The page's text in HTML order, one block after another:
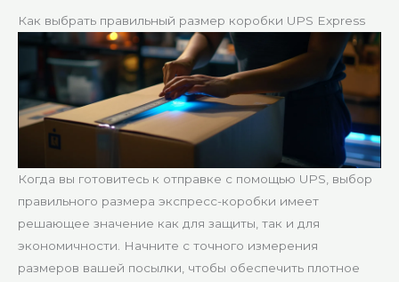
Как выбрать правильный размер коробки UPS Express
Когда вы готовитесь к отправке с помощью UPS, выбор
правильного размера экспресс-коробки имеет
решающее значение как для защиты, так и для
экономичности. Начните с точного измерения
размеров вашей посылки, чтобы обеспечить плотное